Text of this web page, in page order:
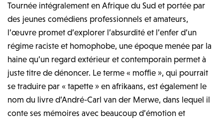
Tournée intégralement en Afrique du Sud et portée par
des jeunes comédiens professionnels et amateurs,
l’œuvre promet d’explorer l’absurdité et l’enfer d’un
régime raciste et homophobe, une époque menée par la
haine qu’un regard extérieur et contemporain permet à
juste titre de dénoncer. Le terme « moffie », qui pourrait
se traduire par « tapette » en afrikaans, est également le
nom du livre d’André-Carl van der Merwe, dans lequel il
conte ses mémoires avec beaucoup d’émotion et